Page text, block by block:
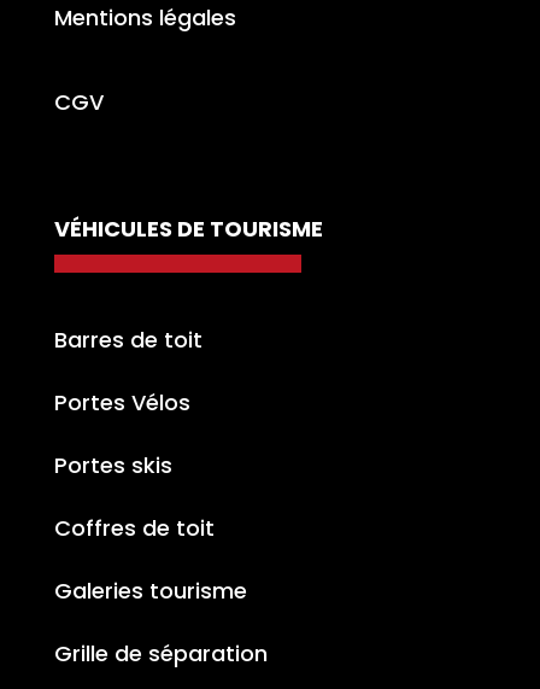
Mentions légales
CGV
VÉHICULES DE TOURISME
Barres de toit
Portes Vélos
Portes skis
Coffres de toit
Galeries tourisme
Grille de séparation